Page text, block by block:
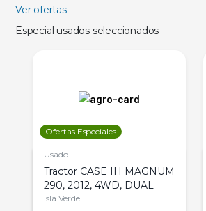
Ver ofertas
Especial usados seleccionados
Ofertas Especiales
Usado
Tractor CASE IH MAGNUM
290, 2012, 4WD, DUAL
Isla Verde